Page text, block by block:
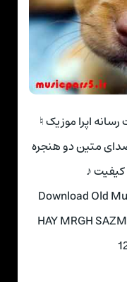
اپرا موزیک ♮
متین دو هنجره
♪
Download Old
HAY MRGH